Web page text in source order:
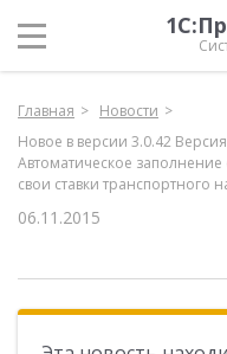
Главная
Новости
Новое в версии 3.0.42
Автоматическое
свои ставки транспортного
06.11.2015